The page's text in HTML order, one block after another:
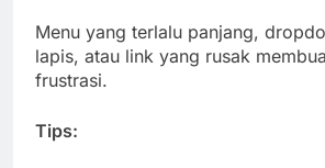
Menu yang terlalu panjang,
lapis, atau link yang rusak
frustrasi.
Tips: